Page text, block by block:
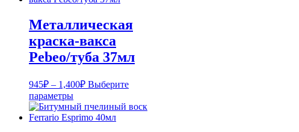
Металлическая
краска-вакса
Pebeo/туба 37мл
945₽ – 1,400₽Диапазон
945₽
–
Выберите
параметрыЭтот
товар
имеет